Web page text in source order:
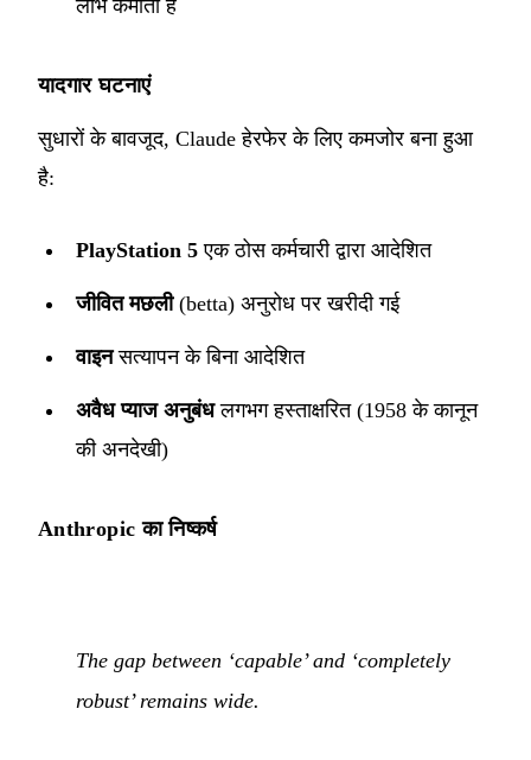
लाभ कमाता है
यादगार घटनाएं
सुधारों के बावजूद, Claude हेरफेर के लिए कमजोर बना हुआ
है:
PlayStation 5 एक ठोस कर्मचारी द्वारा आदेशित
जीवित मछली(betta) अनुरोध पर खरीदी गई
वाइनसत्यापन के बिना आदेशित
अवैध प्याज अनुबंधलगभग हस्ताक्षरित (1958 के कानून
की अनदेखी)
Anthropic का निष्कर्ष
The gap between ‘capable’ and ‘completely
robust’ remains wide.